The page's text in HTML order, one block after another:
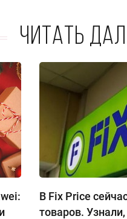
Читать
В Fix Price
товаров.